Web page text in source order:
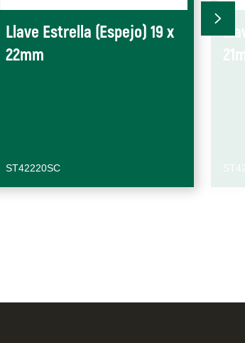
Llave Estrella (Espejo) 19 x
22mm
ST42220SC